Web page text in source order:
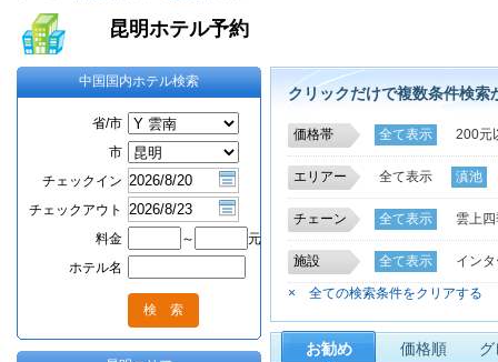
昆明ホテル予約
クリックだけで複数条件検索
価格帯 全て表示 200元
エリアー 全て表示
滇池
高新技術開発区
チェーン
全て表示
雲上
錦江
錦江之星
京王チェーンホテル
施設 全て表示 イン
× 全ての検索条件をクリアする
お勧め 価格順
中国国内ホテル検索
省/市
市
チェックイン
チェックアウト
料金
～
元
ホテル名